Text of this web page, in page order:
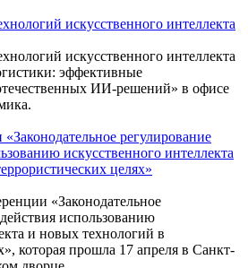
искусственного интеллекта
искусственного интеллекта
эффективные
ИИ-решений» в офисе
регулирование
искусственного интеллекта
целях»
«Законодательное
использованию
и новых технологий в
которая прошла 17 апреля в Санкт-